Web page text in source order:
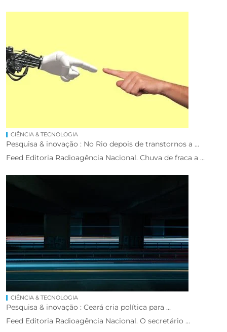
CIÊNCIA & TECNOLOGIA
Pesquisa & inovação : No Rio depois de transtornos a ...
Feed Editoria Radioagência Nacional. Chuva de fraca a ...
CIÊNCIA & TECNOLOGIA
Pesquisa & inovação : Ceará cria política para ...
Feed Editoria Radioagência Nacional. O secretário ...